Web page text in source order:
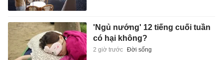
'Ngủ nướng' 12 tiếng cuối tuần
có hại không?
2 giờ trước Đời sống